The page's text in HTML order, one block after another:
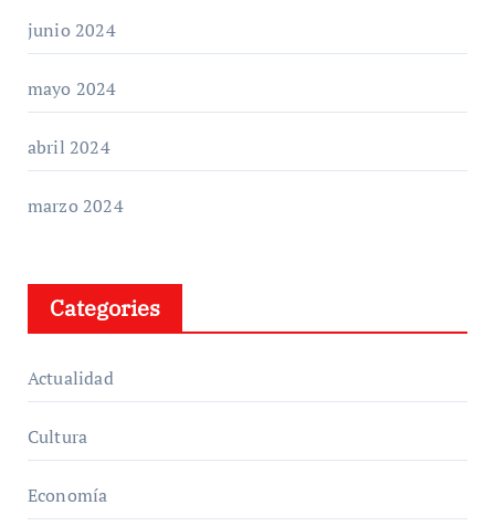
junio 2024
mayo 2024
abril 2024
marzo 2024
Categories
Actualidad
Cultura
Economía